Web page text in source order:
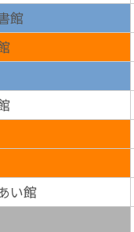
館
い館